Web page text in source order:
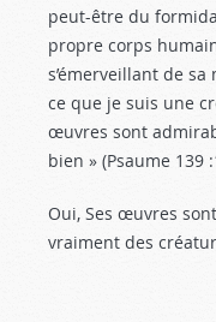
peut-être du
propre corps
s’émerveillant de sa
ce que je suis une
œuvres sont
bien » (Psaume 139
Oui, Ses œuvres
vraiment des